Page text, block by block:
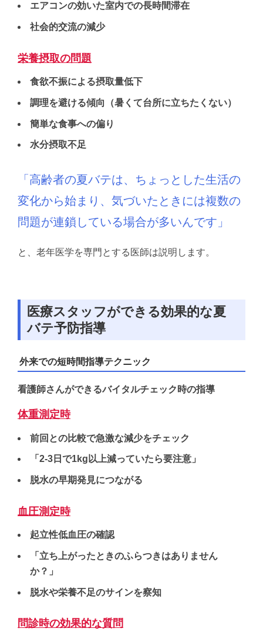
エアコンの効いた室内での長時間滞在
社会的交流の減少
栄養摂取の問題
食欲不振による摂取量低下
調理を避ける傾向（暑くて台所に立ちたくない）
簡単な食事への偏り
水分摂取不足
「高齢者の夏バテは、ちょっとした生活の
変化から始まり、 気づいたときには複数の
問題が連鎖している場合が多いんです」
と、老年医学を専門とする医師は説明します。
医療スタッフができる効果的な夏
バテ予防指導
外来での短時間指導テクニック
看護師さんができるバイタルチェック時の指導
体重測定時
前回との比較で急激な減少をチェック
「2-3日で1kg以上減っていたら要注意」
脱水の早期発見につながる
血圧測定時
起立性低血圧の確認
「立ち上がったときのふらつきはありません
か？」
脱水や栄養不足のサインを察知
問診時の効果的な質問